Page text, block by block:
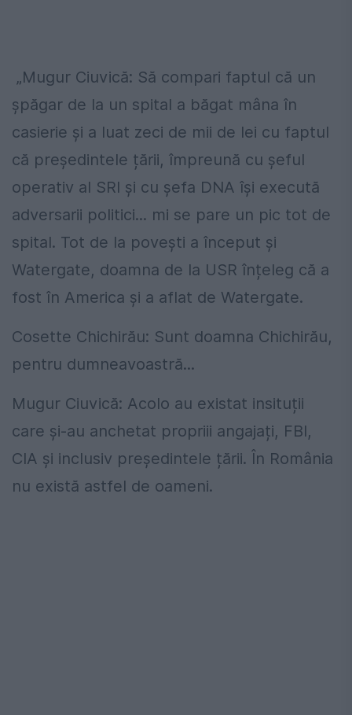
„Mugur Ciuvică: Să compari faptul că un
șpăgar de la un spital a băgat mâna în
casierie și a luat zeci de mii de lei cu faptul
că președintele țării, împreună cu șeful
operativ al SRI și cu șefa DNA își execută
adversarii politici... mi se pare un pic tot de
spital. Tot de la povești a început și
Watergate, doamna de la USR înțeleg că a
fost în America și a aflat de Watergate.
Cosette Chichirău: Sunt doamna Chichirău,
pentru dumneavoastră...
Mugur Ciuvică: Acolo au existat insituții
care și-au anchetat propriii angajați, FBI,
CIA și inclusiv președintele țării. În România
nu există astfel de oameni.